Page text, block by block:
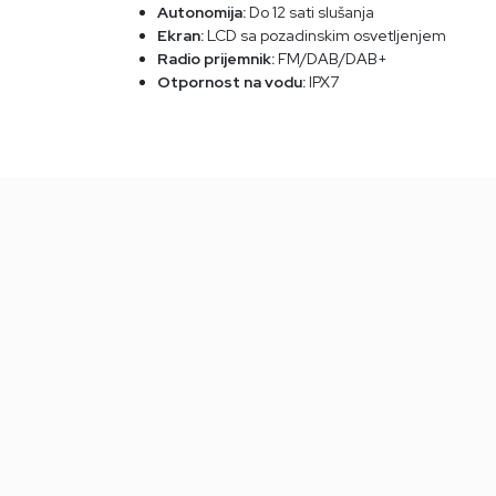
Autonomija: Do 12 sati slušanja
Ekran: LCD sa pozadinskim osvetljenjem
Radio prijemnik: FM/DAB/DAB+
Otpornost na vodu: IPX7